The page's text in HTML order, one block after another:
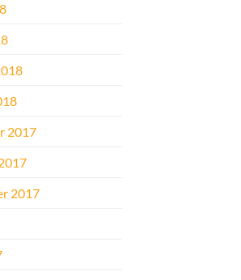
2017
2017